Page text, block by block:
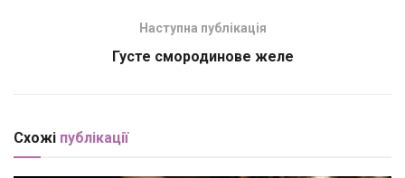
Наступна публікація
Густе смородинове желе
Схожі публікації